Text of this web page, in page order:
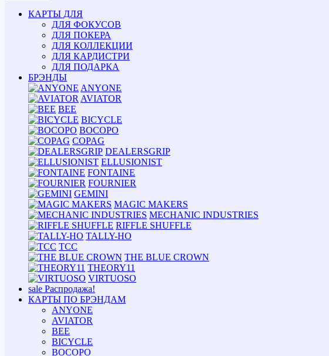
КАРТЫ ДЛЯ
ДЛЯ ФОКУСОВ
ДЛЯ ПОКЕРА
ДЛЯ КОЛЛЕКЦИИ
ДЛЯ КАРДИСТРИ
ДЛЯ ПОДАРКА
БРЭНДЫ
ANYONE
AVIATOR
BEE
BICYCLE
BOCOPO
COPAG
DEALERSGRIP
ELLUSIONIST
FONTAINE
FOURNIER
GEMINI
MAGIC MAKERS
MECHANIC INDUSTRIES
RIFFLE SHUFFLE
TALLY-HO
TCC
THE BLUE CROWN
THEORY11
VIRTUOSO
sale Распродажа!
КАРТЫ ПО БРЭНДАМ
ANYONE
AVIATOR
BEE
BICYCLE
BOCOPO